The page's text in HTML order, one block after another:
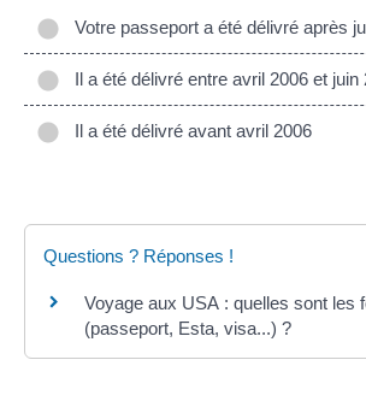
Votre passeport a été délivré après
Il a été délivré entre avril 2006 et juin
Il a été délivré avant avril 2006
Questions ? Réponses !
Voyage aux USA : quelles sont les
(passeport, Esta, visa...) ?